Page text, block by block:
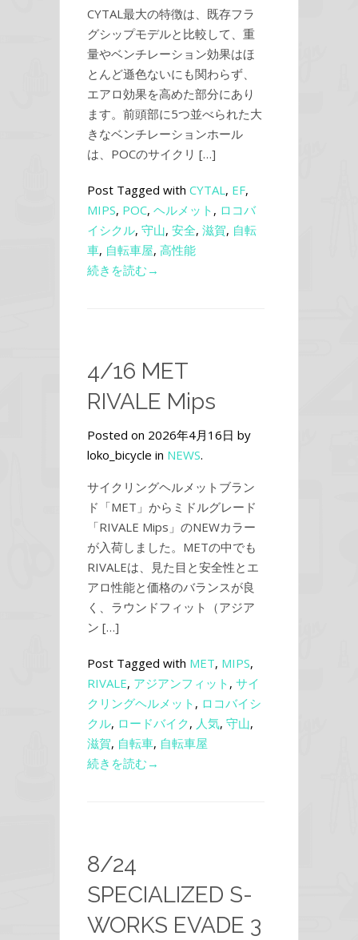
CYTAL最大の特徴は、既存フラ
グシップモデルと比較して、重
量やベンチレーション効果はほ
とんど遜色ないにも関わらず、
エアロ効果を高めた部分にあり
ます。前頭部に5つ並べられた大
きなベンチレーションホール
は、POCのサイクリ […]
Post Tagged with CYTAL, EF,
MIPS, POC, ヘルメット , ロコバ
イシクル, 守山, 安全, 滋賀, 自転
車, 自転車屋, 高性能
続きを読む→
4/16 MET
RIVALE Mips
Posted on 2026年4月16日 by
loko_bicycle in NEWS.
サイクリングヘルメットブラン
ド「MET」からミドルグレード
「RIVALE Mips」のNEWカラー
が入荷しました。METの中でも
RIVALEは、見た目と安全性とエ
アロ性能と価格のバランスが良
く、ラウンドフィット（アジア
ン […]
Post Tagged with MET, MIPS,
RIVALE, アジアンフィット , サイ
クリングヘルメット , ロコバイシ
クル, ロードバイク, 人気, 守山,
滋賀, 自転車, 自転車屋
続きを読む→
8/24
SPECIALIZED S-
WORKS EVADE 3